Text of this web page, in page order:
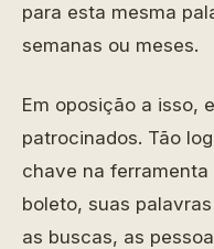
para esta mesma
semanas ou meses.
Em oposição a isso,
patrocinados. Tão
chave na ferramenta
boleto, suas
as buscas, as